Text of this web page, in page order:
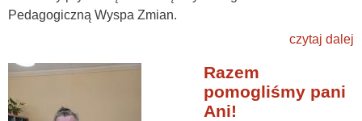
Pedagogiczną Wyspa Zmian.
czytaj dalej
Razem
pomogliśmy pani
Ani!